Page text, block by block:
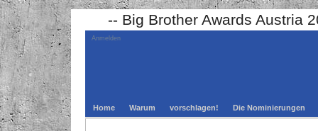
-- Big Brother Awards Austria
Anmelden
Home Warum vorschlagen! Die Nominierungen